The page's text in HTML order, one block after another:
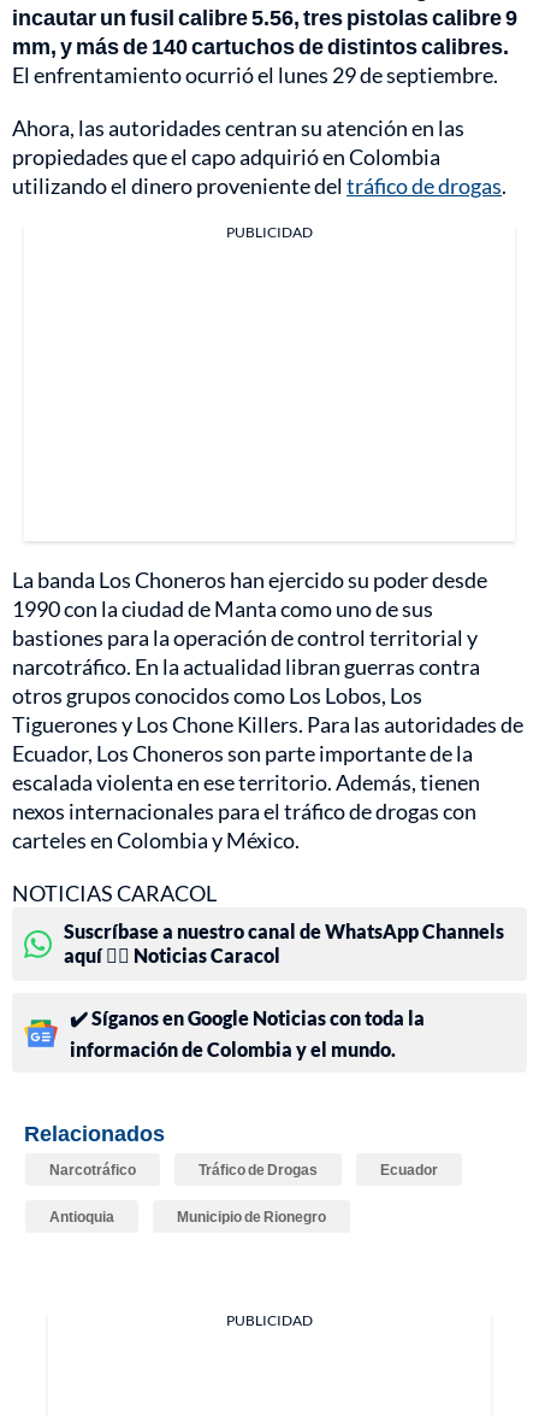
incautar un fusil calibre 5.56, tres pistolas calibre 9
mm, y más de 140 cartuchos de distintos calibres.
El enfrentamiento ocurrió el lunes 29 de septiembre.
Ahora, las autoridades centran su atención en las
propiedades que el capo adquirió en Colombia
utilizando el dinero proveniente deltráfico de drogas.
PUBLICIDAD
La banda Los Choneros han ejercido su poder desde
1990 con la ciudad de Manta como uno de sus
bastiones para la operación de control territorial y
narcotráfico. En la actualidad libran guerras contra
otros grupos conocidos como Los Lobos, Los
Tiguerones y Los Chone Killers. Para las autoridades de
Ecuador, Los Choneros son parte importante de la
escalada violenta en ese territorio. Además, tienen
nexos internacionales para el tráfico de drogas con
carteles en Colombia y México.
NOTICIAS CARACOL
Suscríbase a nuestro canal de WhatsApp Channels
aquí 👉🏻 Noticias Caracol
✔️ Síganos en Google Noticias con toda la
información de Colombia y el mundo.
Relacionados
Narcotráfico Tráfico de Drogas Ecuador
Antioquia Municipio de Rionegro
PUBLICIDAD